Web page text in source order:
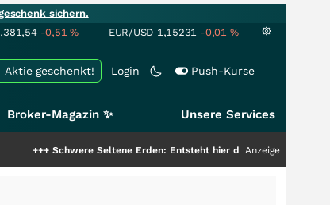
sichern.
-0,51% EUR/USD 1,15231 -0,01 %
Login Push-Kurse
Aktie geschenkt!
Broker-Magazin ✨ Unsere Services
Schwere Seltene Erden: Entsteht hier die nächste Milliardenstory?
Anzeige